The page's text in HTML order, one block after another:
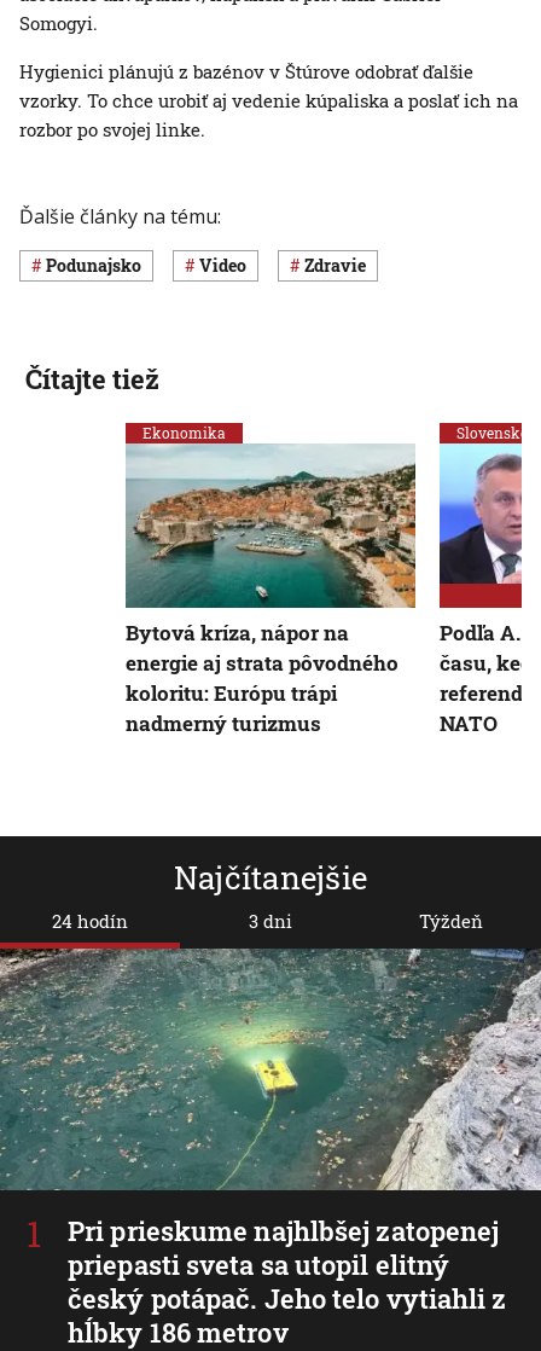
Somogyi.
Hygienici plánujú z bazénov v Štúrove odobrať ďalšie
vzorky. To chce urobiť aj vedenie kúpaliska a poslať ich na
rozbor po svojej linke.
Ďalšie články na tému:
Podunajsko Video Zdravie
Najčítanejšie
24 hodín
Pri prieskume najhlbšej zatopenej
priepasti sveta sa utopil elitný
český potápač. Jeho telo vytiahli z
hĺbky 186 metrov
3 dni Týždeň
Čítajte tiež
Ekonomika
Bytová kríza, nápor na
energie aj strata pôvodného
koloritu: Európu trápi
nadmerný turizmus
Slovensko
Podľa A.
času,
NATO